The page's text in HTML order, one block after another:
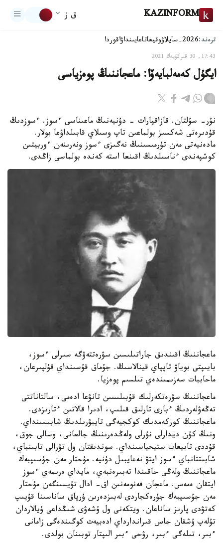
KAZINFORM ق ز
ترەند:2026-سايلاۋ وقيعاتاعايىنداۋاقوردا
17:43, 30 قىركۇيەك 2021
ايگۇل كەمەلبايەۆا: ماعجاننىڭ پوەزياسى
نۇر- سۇلتان. قازاقپارات - دۇنيەنىڭ ماعىناسى ءسوز. ءسوزدىڭ
قۇدىرەتى شەكسىز بولماعىن تاپ وسىلاي قابىلداۋعا بولار.
مادەنيەتى مەن تۇرمىسىنىڭ نەگىزى ءسوز ونەرىنەن ءوربيتىن
كوشپەندى ءناسىلدىڭ اقىنعا استە كەندە بولماسى زاڭدى.
ماعجاننىڭ اقىندىق جاراتىلىسىن سۋرەتتەۋگە سىرلى ءسوز،
بايىپتى بوياۋ تاپپاي قينالاسىڭ. جۇماق قۇسىنداي قۇلپىرعان،
ماحاببات سەزىمىندەي تىلسىم پوەزيا.
ماعجاننىڭ سۋرەتكەرلىك قۇبىلىسىن تانۋعا ادەمى، سالتاناتتى
تەڭەۋلەردىڭ ءبارى تارلىق قىلىپ، ادىرا قالاتىن ءتارىزدى.
ماعجاننىڭ كوركەمدىك كوكجيەگى تايبۋرىلدىڭ شابىسىنداي.
ونىڭ كۇن ديدارلى نۇرلى ولەڭدەرىنىڭ جالعانى، وسالى جوق،
قۇددى تابيعات ستيحياسىنداي. سوندىقتان ول تۋرالى تابىنباي،
شابىتتانباي ءسوز ايتۋ نەعايبىل دۇنيە. مۇحتار مەن جۇسىپبەك
ماعجاننىڭ ولەڭى حاقىندا تەبىرەنبەي، مايداي ەرىمەي ءسوز
ايتقان ەمەس. ماعجان فەنومەنىن اق- ادال تۇيسىنگەن مۇحتار
مەن جۇسىپبەك جۇرەكجاردى لەبىزدەرىن ۇرپاق ساناسىنا قۇيىپ
كەتۋدى پارىز ساناعان. ويتكەنى ول ۇشەۋى شىڭداعى ۇيالاردان
تۇلەپ ۇشقان جاس قىراندارداي ادەبيەت كوگىندەگى زامانى
ءبىر، تىلەگى ءبىر، رۋحى ءبىر الىپتار توبىنان بولدى.